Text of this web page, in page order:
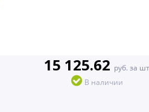
15 125.62 руб. за шт
В наличии